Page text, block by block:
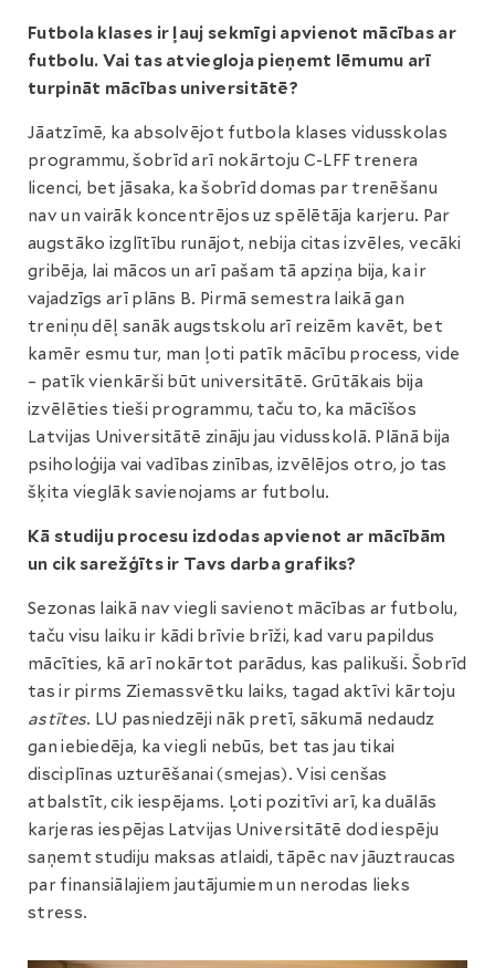
Futbola klases ir ļauj sekmīgi apvienot mācības ar
futbolu. Vai tas atviegloja pieņemt lēmumu arī
turpināt mācības universitātē?
Jāatzīmē, ka absolvējot futbola klases vidusskolas
programmu, šobrīd arī nokārtoju C-LFF trenera
licenci, bet jāsaka, ka šobrīd domas par trenēšanu
nav un vairāk koncentrējos uz spēlētāja karjeru. Par
augstāko izglītību runājot, nebija citas izvēles, vecāki
gribēja, lai mācos un arī pašam tā apziņa bija, ka ir
vajadzīgs arī plāns B. Pirmā semestra laikā gan
treniņu dēļ sanāk augstskolu arī reizēm kavēt, bet
kamēr esmu tur, man ļoti patīk mācību process, vide
– patīk vienkārši būt universitātē. Grūtākais bija
izvēlēties tieši programmu, taču to, ka mācīšos
Latvijas Universitātē zināju jau vidusskolā. Plānā bija
psiholoģija vai vadības zinības, izvēlējos otro, jo tas
šķita vieglāk savienojams ar futbolu.
Kā studiju procesu izdodas apvienot ar mācībām
un cik sarežģīts ir Tavs darba grafiks?
Sezonas laikā nav viegli savienot mācības ar futbolu,
taču visu laiku ir kādi brīvie brīži, kad varu papildus
mācīties, kā arī nokārtot parādus, kas palikuši. Šobrīd
tas ir pirms Ziemassvētku laiks, tagad aktīvi kārtoju
astītes. LU pasniedzēji nāk pretī, sākumā nedaudz
gan iebiedēja, ka viegli nebūs, bet tas jau tikai
disciplīnas uzturēšanai (smejas). Visi cenšas
atbalstīt, cik iespējams. Ļoti pozitīvi arī, ka duālās
karjeras iespējas Latvijas Universitātē dod iespēju
saņemt studiju maksas atlaidi, tāpēc nav jāuztraucas
par finansiālajiem jautājumiem un nerodas lieks
stress.